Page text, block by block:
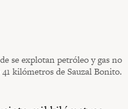
se explotan petróleo y gas no
kilómetros de Sauzal Bonito.